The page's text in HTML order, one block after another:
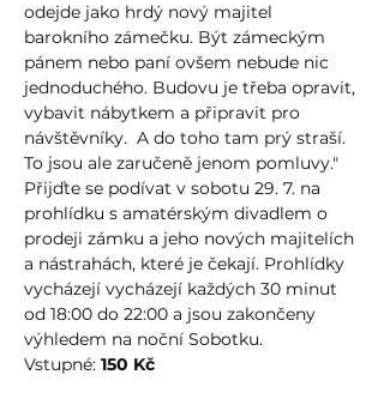
odejde jako hrdý nový majitel
barokního zámečku. Být zámeckým
pánem nebo paní ovšem nebude nic
jednoduchého. Budovu je třeba opravit,
vybavit nábytkem a připravit pro
návštěvníky.  A do toho tam prý straší.
To jsou ale zaručeně jenom pomluvy."
Přijďte se podívat v sobotu 29. 7. na
prohlídku s amatérským divadlem o
prodeji zámku a jeho nových majitelích
a nástrahách, které je čekají. Prohlídky
vycházejí vycházejí každých 30 minut
od 18:00 do 22:00 a jsou zakončeny
výhledem na noční Sobotku.
Vstupné: 150 Kč